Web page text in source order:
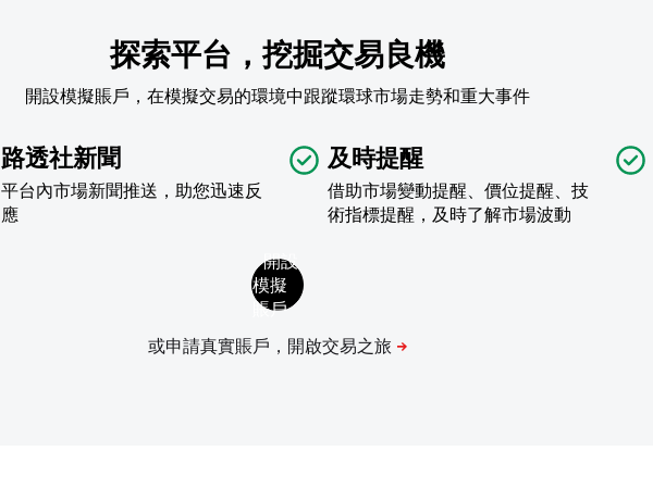
探索平台，挖掘交易良機
開設模擬賬戶，在模擬交易的環境中跟蹤環球市場走勢和重大事件
路透社新聞
平台內市場新聞推送，助您迅速反
應
及時提醒
借助市場變動提醒、價位提醒、技
術指標提醒，及時了解市場波動